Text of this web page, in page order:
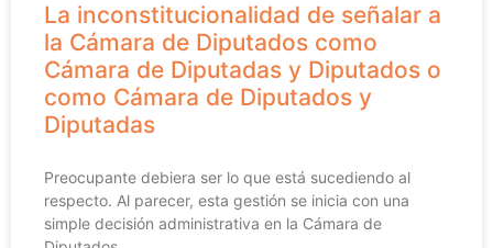
La inconstitucionalidad de señalar a
la Cámara de Diputados como
Cámara de Diputadas y Diputados o
como Cámara de Diputados y
Diputadas
Preocupante debiera ser lo que está sucediendo al
respecto. Al parecer, esta gestión se inicia con una
simple decisión administrativa en la Cámara de